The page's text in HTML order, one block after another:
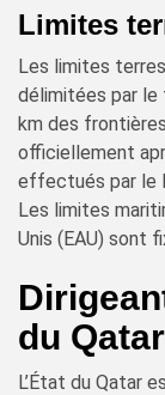
Limites
Les limites
délimitées par le
km des
officiellement
effectués par le
Les limites
Unis (EAU) sont
du Qatar
L’État du Qatar